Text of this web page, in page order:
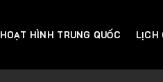
HOẠT HÌNH TRUNG QUỐC LỊCH